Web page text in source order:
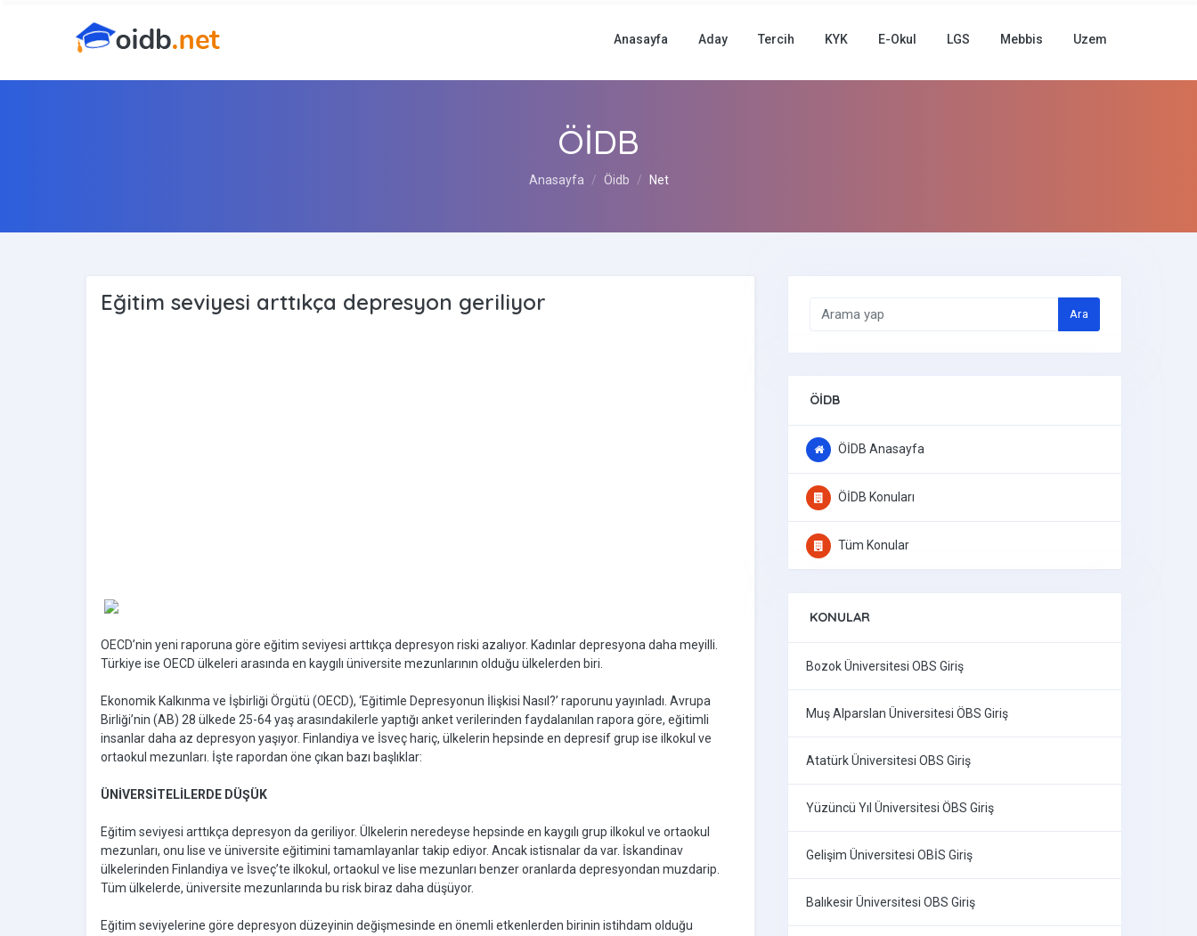
Anasayfa Aday Tercih KYK E-Okul LGS Mebbis Uzem
ÖİDB
Anasayfa Öidb Net
Eğitim seviyesi arttıkça depresyon geriliyor
OECD’nin yeni raporuna göre eğitim seviyesi arttıkça depresyon riski azalıyor. Kadınlar depresyona daha meyilli.
Türkiye ise OECD ülkeleri arasında en kaygılı üniversite mezunlarının olduğu ülkelerden biri.
Ekonomik Kalkınma ve İşbirliği Örgütü (OECD), ‘Eğitimle Depresyonun İlişkisi Nasıl?’ raporunu yayınladı. Avrupa
Birliği’nin (AB) 28 ülkede 25-64 yaş arasındakilerle yaptığı anket verilerinden faydalanılan rapora göre, eğitimli
insanlar daha az depresyon yaşıyor. Finlandiya ve İsveç hariç, ülkelerin hepsinde en depresif grup ise ilkokul ve
ortaokul mezunları. İşte rapordan öne çıkan bazı başlıklar:
ÜNİVERSİTELİLERDE DÜŞÜK
Eğitim seviyesi arttıkça depresyon da geriliyor. Ülkelerin neredeyse hepsinde en kaygılı grup ilkokul ve ortaokul
mezunları, onu lise ve üniversite eğitimini tamamlayanlar takip ediyor. Ancak istisnalar da var. İskandinav
ülkelerinden Finlandiya ve İsveç’te ilkokul, ortaokul ve lise mezunları benzer oranlarda depresyondan muzdarip.
Tüm ülkelerde, üniversite mezunlarında bu risk biraz daha düşüyor.
Eğitim seviyelerine göre depresyon düzeyinin değişmesinde en önemli etkenlerden birinin istihdam olduğu
Ara
ÖİDB
ÖİDB Anasayfa
ÖİDB Konuları
Tüm Konular
KONULAR
Bozok Üniversitesi OBS Giriş
Muş Alparslan Üniversitesi ÖBS Giriş
Atatürk Üniversitesi OBS Giriş
Yüzüncü Yıl Üniversitesi ÖBS Giriş
Gelişim Üniversitesi OBİS Giriş
Balıkesir Üniversitesi OBS Giriş